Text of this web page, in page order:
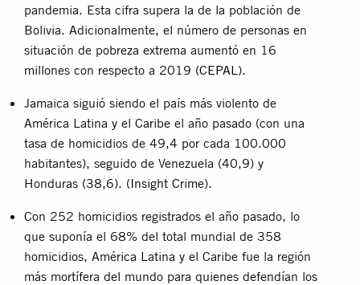
pandemia. Esta cifra supera la de la población de
Bolivia. Adicionalmente, el número de personas en
situación de pobreza extrema aumentó en 16
millones con respecto a 2019 (CEPAL ).
Jamaica siguió siendo el país más violento de
América Latina y el Caribe el año pasado (con una
tasa de homicidios de 49,4 por cada 100.000
habitantes), seguido de Venezuela (40,9) y
Honduras (38,6). (Insight Crime).
Con 252 homicidios registrados el año pasado, lo
que suponía el 68% del total mundial de 358
homicidios, América Latina y el Caribe fue la región
más mortífera del mundo para quienes defendían los